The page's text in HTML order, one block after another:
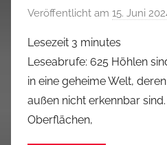
Veröffentlicht am 15. Juni
Lesezeit 3 minutes
Leseabrufe: 625 Höhlen
in eine geheime Welt,
außen nicht erkennbar
Oberflächen,